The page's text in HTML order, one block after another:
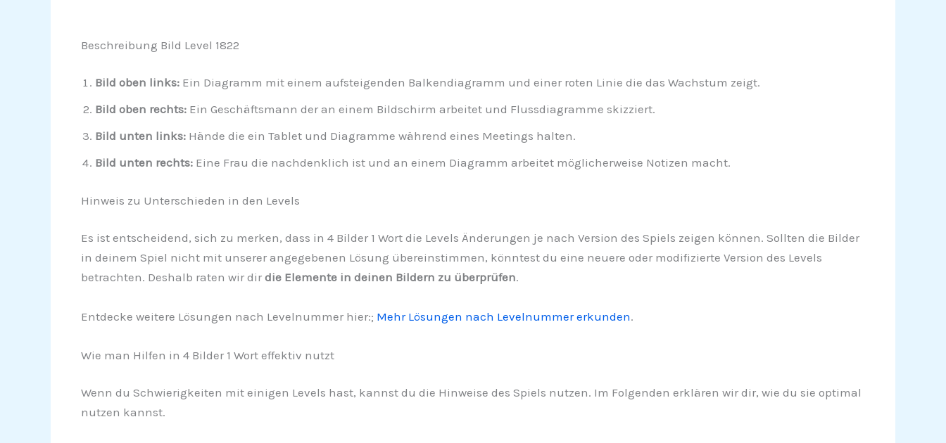
Beschreibung Bild Level 1822
Bild oben links:Ein Diagramm mit einem aufsteigenden Balkendiagramm und einer roten Linie die das Wachstum zeigt.
Bild oben rechts:Ein Geschäftsmann der an einem Bildschirm arbeitet und Flussdiagramme skizziert.
Bild unten links:Hände die ein Tablet und Diagramme während eines Meetings halten.
Bild unten rechts:Eine Frau die nachdenklich ist und an einem Diagramm arbeitet möglicherweise Notizen macht.
Hinweis zu Unterschieden in den Levels
Es ist entscheidend, sich zu merken, dass in 4 Bilder 1 Wort die Levels Änderungen je nach Version des Spiels zeigen können. Sollten die Bilder
in deinem Spiel nicht mit unserer angegebenen Lösung übereinstimmen, könntest du eine neuere oder modifizierte Version des Levels
betrachten. Deshalb raten wir dir die Elemente in deinen Bildern zu überprüfen.
Entdecke weitere Lösungen nach Levelnummer hier:; Mehr Lösungen nach Levelnummer erkunden.
Wie man Hilfen in 4 Bilder 1 Wort effektiv nutzt
Wenn du Schwierigkeiten mit einigen Levels hast, kannst du die Hinweise des Spiels nutzen. Im Folgenden erklären wir dir, wie du sie optimal
nutzen kannst.